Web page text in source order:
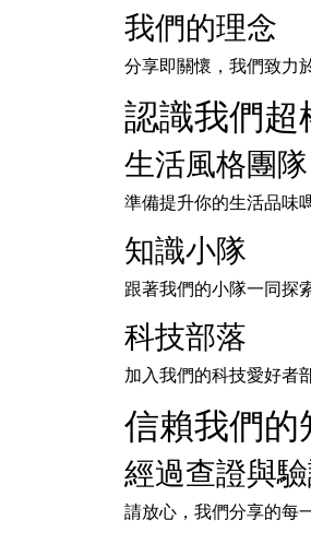
我們的理念
分享即關懷，我們致力
認識我們超
生活風格團隊
準備提升你的生活品味
知識小隊
跟著我們的小隊一同探
科技部落
加入我們的科技愛好者
信賴我們的
經過查證與
請放心，我們分享的每